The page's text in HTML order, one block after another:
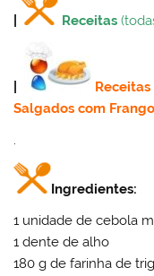
Receitas
Salgados com Frango
.
Ingredientes:
1 unidade de cebola
1 dente de alho
180 g de farinha de